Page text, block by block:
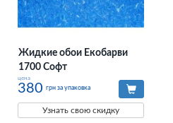
Жидкие обои Екобарви
1700 Софт
цена
380 грн за упаковка
Узнать свою скидку